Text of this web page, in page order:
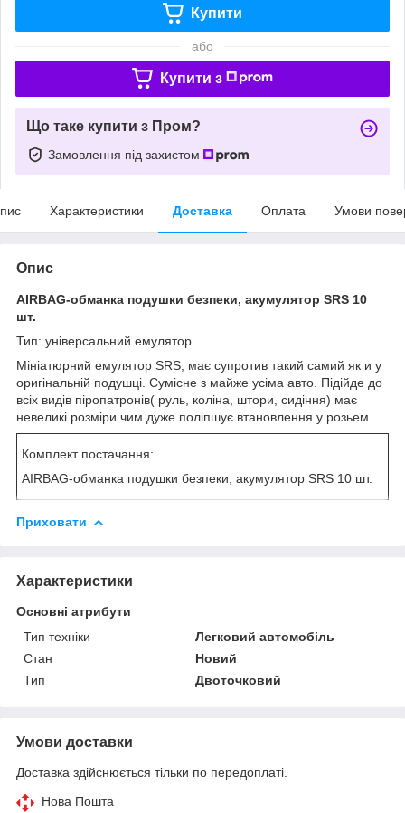
Купити
або
Купити з
Що таке купити з Пром?
Замовлення під захистом
Характеристики Доставка Оплата Умови
Опис
AIRBAG-обманка подушки безпеки, акумулятор SRS 10
шт.
Тип: універсальний емулятор
Мініатюрний емулятор SRS, має супротив такий самий як и у
оригінальній подушці. Сумісне з майже усіма авто. Підійде до
всіх видів піропатронів( руль, коліна, штори, сидіння) має
невеликі розміри чим дуже поліпшує втановлення у розьем.
Комплект постачання:
AIRBAG-обманка подушки безпеки, акумулятор SRS 10 шт.
Приховати
Характеристики
Основні атрибути
Тип техніки
Легковий автомобіль
Стан
Новий
Тип
Двоточковий
Умови доставки
Доставка здійснюється тільки по передоплаті.
Нова Пошта